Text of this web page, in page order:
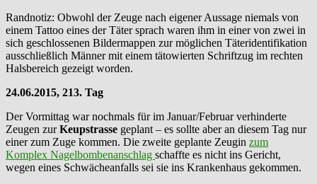
Randnotiz: Obwohl der Zeuge nach eigener Aussage niemals von
einem Tattoo eines der Täter sprach waren ihm in einer von zwei in
sich geschlossenen Bildermappen zur möglichen Täteridentifikation
ausschließlich Männer mit einem tätowierten Schriftzug im rechten
Halsbereich gezeigt worden.
24.06.2015, 213. Tag
Der Vormittag war nochmals für im Januar/Februar verhinderte
Zeugen zurKeupstrasse geplant – es sollte aber an diesem Tag nur
einer zum Zuge kommen. Die zweite geplante Zeugin zum
Komplex Nagelbombenanschlag schaffte es nicht ins Gericht,
wegen eines Schwächeanfalls sei sie ins Krankenhaus gekommen.